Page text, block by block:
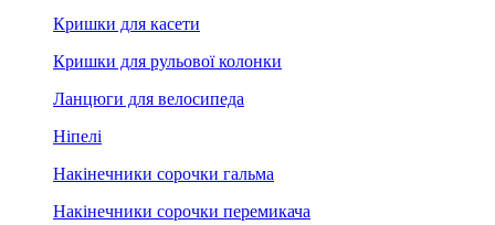
Кришки для касети
Кришки для рульової колонки
Ланцюги для велосипеда
Ніпелі
Накінечники сорочки гальма
Накінечники сорочки перемикача